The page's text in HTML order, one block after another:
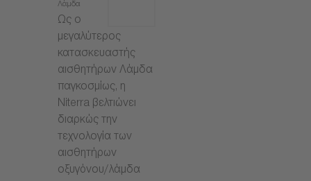
Λάμδα
Ως ο
μεγαλύτερος
κατασκευαστής
αισθητήρων Λάμδα
παγκοσμίως, η
Niterra βελτιώνει
διαρκώς την
τεχνολογία των
αισθητήρων
οξυγόνου/λάμδα